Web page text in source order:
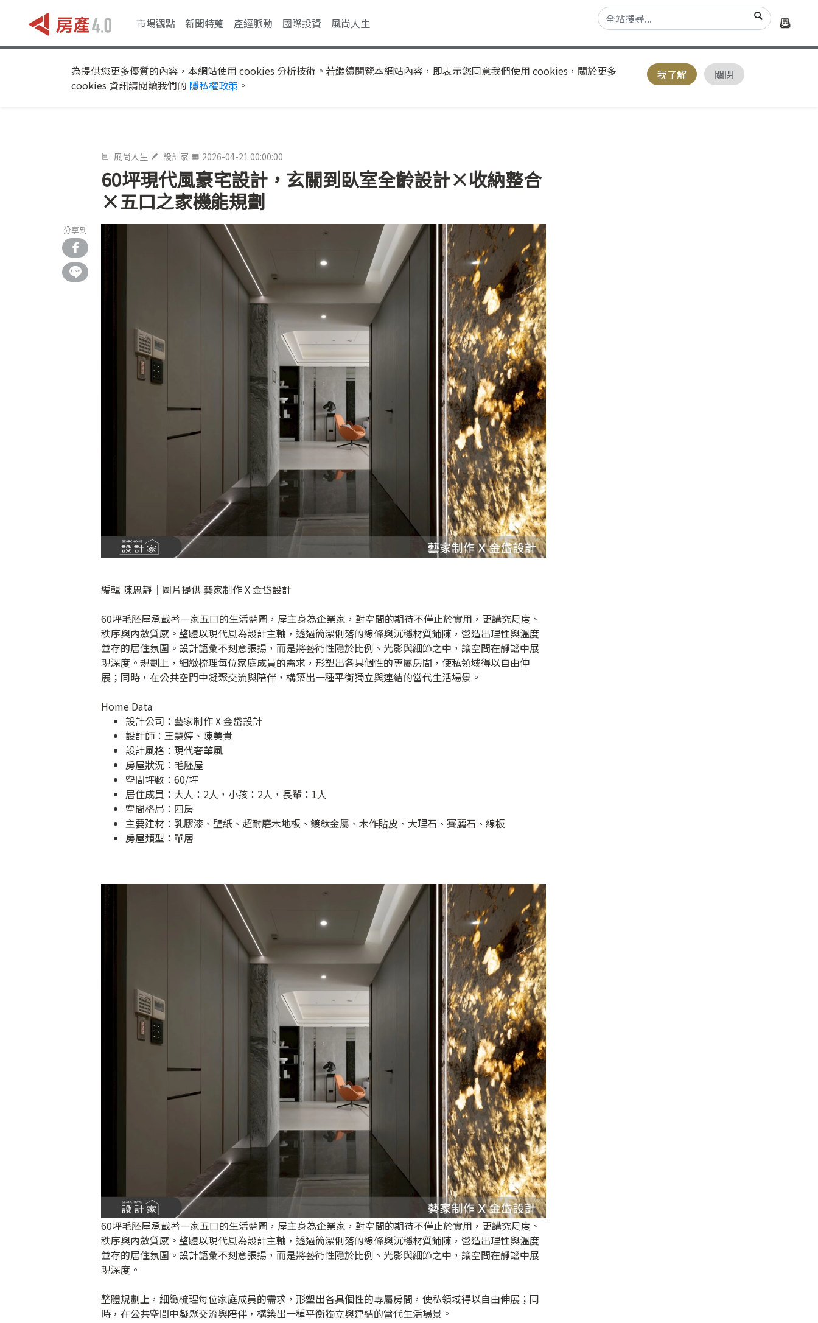
市場觀點 新聞特蒐 產經脈動 國際投資 風尚人生
為提供您更多優質的內容，本網站使用 cookies 分析技術。若繼續閱覽本網站內容，即表示您同意我們使用 cookies，關於更多
cookies 資訊請閱讀我們的 隱私權政策 。
我了解 關閉
風尚人生 設計家 2026-04-21 00:00:00
60坪現代風豪宅設計，玄關到臥室全齡設計×收納整合
×五口之家機能規劃
分享到
編輯 陳思靜｜圖片提供 藝家制作 X 金岱設計
60坪毛胚屋承載著一家五口的生活藍圖，屋主身為企業家，對空間的期待不僅止於實用，更講究尺度、
秩序與內斂質感。整體以現代風為設計主軸，透過簡潔俐落的線條與沉穩材質鋪陳，營造出理性與溫度
並存的居住氛圍。設計語彙不刻意張揚，而是將藝術性隱於比例、光影與細節之中，讓空間在靜謐中展
現深度。規劃上，細緻梳理每位家庭成員的需求，形塑出各具個性的專屬房間，使私領域得以自由伸
展；同時，在公共空間中凝聚交流與陪伴，構築出一種平衡獨立與連結的當代生活場景。
Home Data
設計公司： 藝家制作 X 金岱設計
設計師：王慧婷、陳美貴
設計風格：現代奢華風
房屋狀況：毛胚屋
空間坪數：60/坪
居住成員：大人：2人，小孩：2人，長輩：1人
空間格局：四房
主要建材：乳膠漆、壁紙、超耐磨木地板、鍍鈦金屬、木作貼皮、大理石、賽麗石、線板
房屋類型：單層
60坪毛胚屋承載著一家五口的生活藍圖，屋主身為企業家，對空間的期待不僅止於實用，更講究尺度、
秩序與內斂質感。整體以現代風為設計主軸，透過簡潔俐落的線條與沉穩材質鋪陳，營造出理性與溫度
並存的居住氛圍。設計語彙不刻意張揚，而是將藝術性隱於比例、光影與細節之中，讓空間在靜謐中展
現深度。
整體規劃上，細緻梳理每位家庭成員的需求，形塑出各具個性的專屬房間，使私領域得以自由伸展；同
時，在公共空間中凝聚交流與陪伴，構築出一種平衡獨立與連結的當代生活場景。